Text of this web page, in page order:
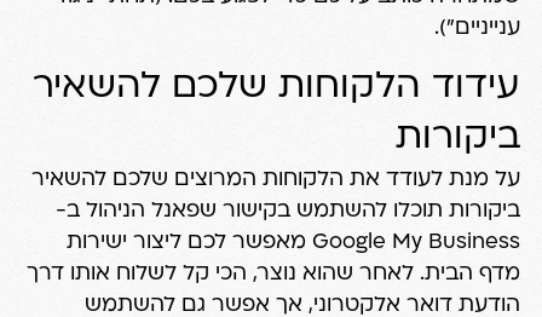
ענייניים").
עידוד הלקוחות שלכם להשאיר
ביקורות
על מנת לעודד את הלקוחות המרוצים שלכם להשאיר
ביקורות תוכלו להשתמש בקישור שפאנל הניהול ב-
Google My Business מאפשר לכם ליצור ישירות
מדף הבית. לאחר שהוא נוצר, הכי קל לשלוח אותו דרך
הודעת דואר אלקטרוני, אך אפשר גם להשתמש